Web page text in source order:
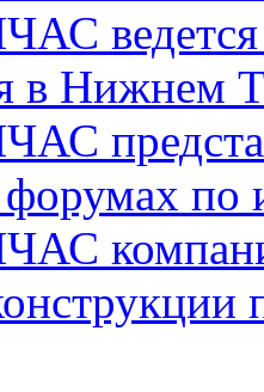
ведется
в Нижнем
форумах